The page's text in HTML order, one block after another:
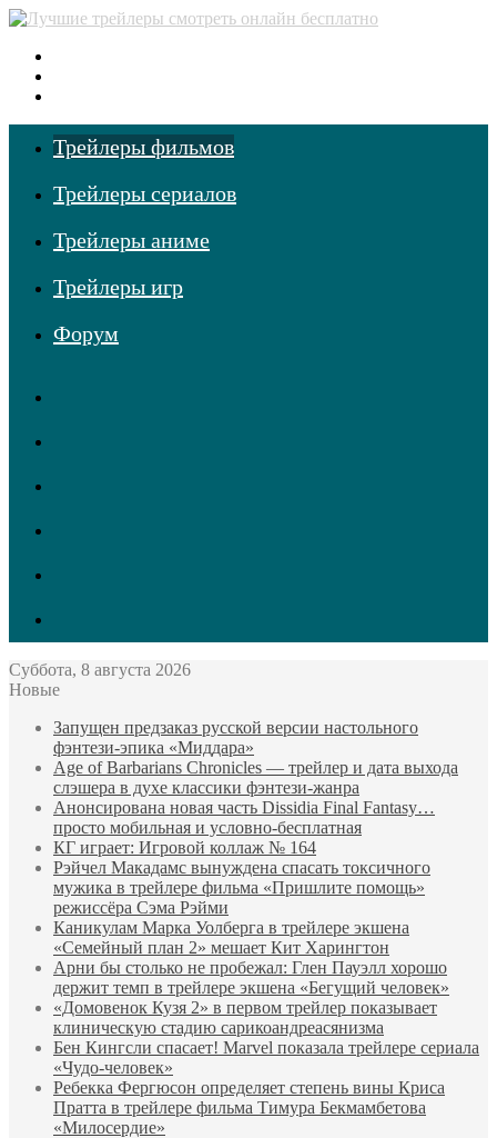
Трейлеры фильмов
Трейлеры сериалов
Трейлеры аниме
Трейлеры игр
Форум
Суббота, 8 августа 2026
Новые
Запущен предзаказ русской версии настольного
фэнтези-эпика «Миддара»
Age of Barbarians Chronicles — трейлер и дата выхода
слэшера в духе классики фэнтези-жанра
Анонсирована новая часть Dissidia Final Fantasy…
просто мобильная и условно-бесплатная
КГ играет: Игровой коллаж № 164
Рэйчел Макадамс вынуждена спасать токсичного
мужика в трейлере фильма «Пришлите помощь»
режиссёра Сэма Рэйми
Каникулам Марка Уолберга в трейлере экшена
«Семейный план 2» мешает Кит Харингтон
Арни бы столько не пробежал: Глен Пауэлл хорошо
держит темп в трейлере экшена «Бегущий человек»
«Домовенок Кузя 2» в первом трейлер показывает
клиническую стадию сарикоандреасянизма
Бен Кингсли спасает! Marvel показала трейлере сериала
«Чудо-человек»
Ребекка Фергюсон определяет степень вины Криса
Пратта в трейлере фильма Тимура Бекмамбетова
«Милосердие»